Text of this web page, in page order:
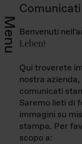
Menu Benvenuti
Leben!
Qui troverete
nostra
comunicati
Saremo lieti di
immagini su
stampa. Per
scopo a: